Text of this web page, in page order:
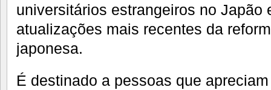
universitários estrangeiros no Japão
atualizações mais recentes da
japonesa.
É destinado a pessoas que